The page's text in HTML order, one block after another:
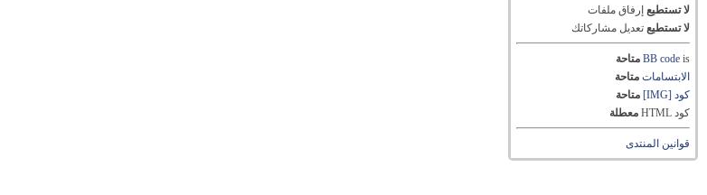
لا تستطيع إرفاق ملفات
لا تستطيع تعديل مشاركاتك
BB codeis
متاحة
الابتسامات متاحة
كود [IMG]
متاحة
كود HTML
معطلة
قوانين المنتدى